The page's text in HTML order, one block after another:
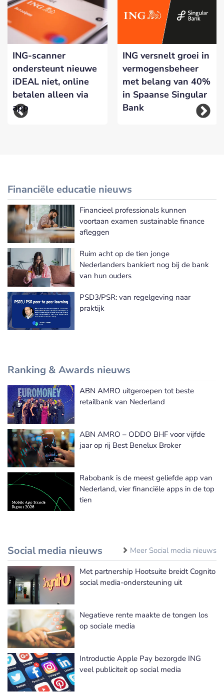
ING-scanner
ondersteunt nieuwe
iDEAL niet, online
betalen alleen via
app
ING versnelt groei in
vermogensbeheer
met belang van 40%
in Spaanse Singular
Bank
Financiële educatie nieuws
Meer Financiële educatie nieuws
Financieel professionals kunnen
voortaan examen sustainable finance
afleggen
Ruim acht op de tien jonge
Nederlanders bankiert nog bij de bank
van hun ouders
PSD3/PSR: van regelgeving naar
praktijk
Ranking & Awards nieuws
Meer Ranking & Awards nieuws
ABN AMRO uitgeroepen tot beste
retailbank van Nederland
ABN AMRO – ODDO BHF voor vijfde
jaar op rij Best Benelux Broker
Rabobank is de meest geliefde app van
Nederland, vier financiële apps in de top
tien
Social media nieuws Meer Social media nieuws
Met partnership Hootsuite breidt Cognito
social media-ondersteuning uit
Negatieve rente maakte de tongen los
op sociale media
Introductie Apple Pay bezorgde ING
veel publiciteit op social media